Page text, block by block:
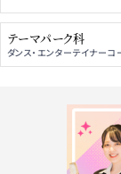
テーマパーク科